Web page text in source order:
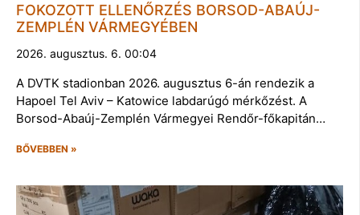
FOKOZOTT ELLENŐRZÉS BORSOD-ABAÚJ-
ZEMPLÉN VÁRMEGYÉBEN
2026. augusztus. 6. 00:04
A DVTK stadionban 2026. augusztus 6-án rendezik a
Hapoel Tel Aviv – Katowice labdarúgó mérkőzést. A
Borsod-Abaúj-Zemplén Vármegyei Rendőr-főkapitán…
BŐVEBBEN »